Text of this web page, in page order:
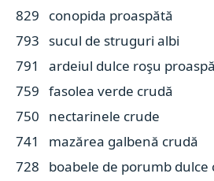
829 conopida proaspătă
793 sucul de struguri albi
791 ardeiul dulce roşu
759 fasolea verde crudă
750 nectarinele crude
741 mazărea galbenă crudă
728 boabele de porumb dulce